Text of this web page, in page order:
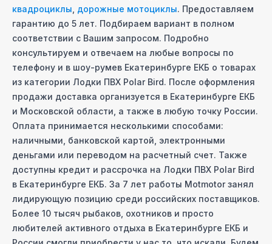
квадроциклы дорожные мотоциклы. Предоставляем
гарантию до 5 лет. Подбираем вариант в полном
соответствии с Вашим запросом. Подробно
консультируем и отвечаем на любые вопросы по
телефону и в шоу-румев Екатеринбурге ЕКБ о товарах
из категории Лодки ПВХ Polar Bird. После оформления
продажи доставка организуется в Екатеринбурге ЕКБ
и Московcкой области, а также в любую точку России.
Оплата принимается несколькими способами:
наличными, банковской картой, электронными
деньгами или переводом на расчетный счет. Также
доступны кредит и рассрочка на Лодки ПВХ Polar Bird
в Екатеринбурге ЕКБ. За 7 лет работы Motmotor занял
лидирующую позицию среди российских поставщиков.
Более 10 тысяч рыбаков, охотников и просто
любителей активного отдыха в Екатеринбурге ЕКБ и